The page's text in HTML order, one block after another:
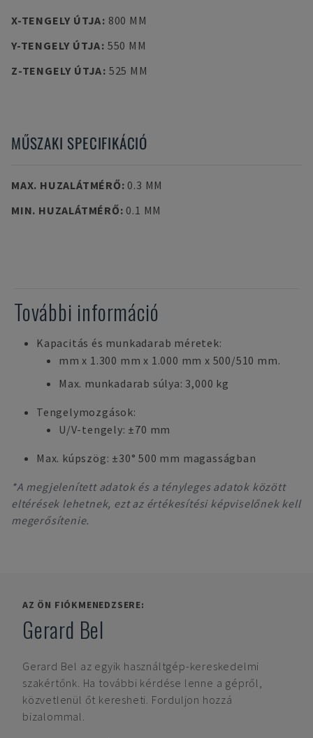
X-TENGELY ÚTJA: 800 MM
Y-TENGELY ÚTJA: 550 MM
Z-TENGELY ÚTJA: 525 MM
MŰSZAKI SPECIFIKÁCIÓ
MAX. HUZALÁTMÉRŐ: 0.3 MM
MIN. HUZALÁTMÉRŐ: 0.1 MM
További információ
Kapacitás és munkadarab méretek:
mm x 1.300 mm x 1.000 mm x 500/510 mm.
Max. munkadarab súlya: 3,000 kg
Tengelymozgások:
U/V-tengely: ±70 mm
Max. kúpszög: ±30° 500 mm magasságban
*A megjelenített adatok és a tényleges adatok között
eltérések lehetnek, ezt az értékesítési képviselőnek kell
megerősítenie.
AZ ÖN FIÓKMENEDZSERE:
Gerard Bel
Gerard Bel az egyik használtgép-kereskedelmi
szakértőnk. Ha további kérdése lenne a gépről,
közvetlenül őt keresheti. Forduljon hozzá
bizalommal.